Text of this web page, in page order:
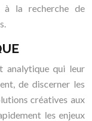
à la recherche de
analytique qui leur
de discerner les
créatives aux
les enjeux